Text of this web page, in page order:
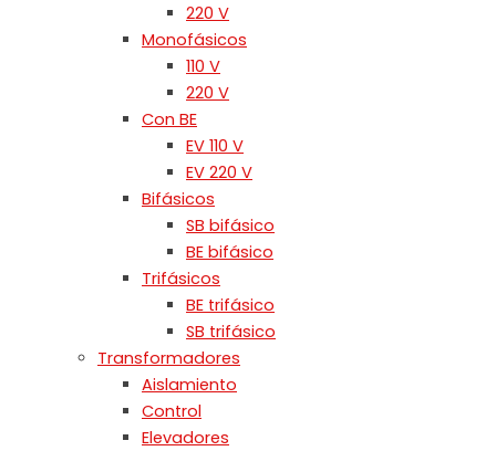
220 V
Monofásicos
110 V
220 V
Con BE
EV 110 V
EV 220 V
Bifásicos
SB bifásico
BE bifásico
Trifásicos
BE trifásico
SB trifásico
Transformadores
Aislamiento
Control
Elevadores